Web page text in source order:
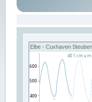
Elbe - Cuxhaven